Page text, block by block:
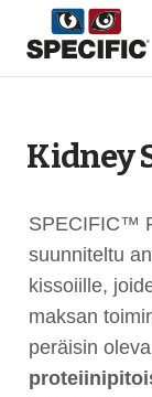
Kidney
SPECIFIC™
suunniteltu
kissoiille,
maksan
peräisin oleva